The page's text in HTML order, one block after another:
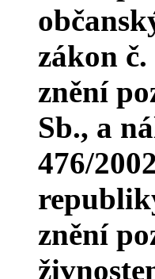
zákon
znění
Sb., a
476/
znění